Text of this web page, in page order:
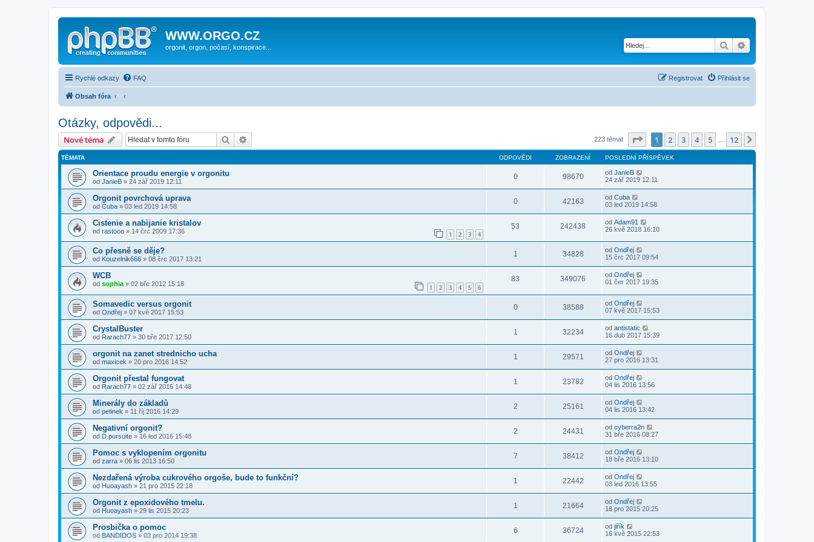
WWW.ORGO.CZ
orgonit, orgon, počasí, konspirace... Hledat
Rychlé odkazy FAQ Přihlásit se
Registrovat
Obsah fóra
Otázky, odpovědi...
Nové téma Hledat 223 témat Stránka z
1 2 3 4 5 12
TÉMATA ODPOVĚDI ZOBRAZENÍ POSLEDNÍ PŘÍSPĚVEK
Orientace proudu energie v orgonitu
od JanieB » 24 zář 2019 12:11
0 98670 od JanieB
24 zář 2019 12:11
Orgonit povrchová uprava
od Cuba » 03 led 2019 14:58
0 42163 od Cuba
03 led 2019 14:58
Cistenie a nabijanie kristalov
od rastooo » 14 črc 2009 17:36 1 2 3 4
53 242438 od Adam91
26 kvě 2018 16:10
Co přesně se děje?
od Kouzelnik666 » 08 črc 2017 13:21
1 34828 od Ondřej
15 črc 2017 09:54
WCB
od sophia » 02 bře 2012 15:18 1 2 3 4 5 6
83 349076 od Ondřej
01 čer 2017 19:35
Somavedic versus orgonit
od Ondřej » 07 kvě 2017 15:53
0 38588 od Ondřej
07 kvě 2017 15:53
CrystalBuster
od Rarach77 » 30 bře 2017 12:50
1 32234 od antistatic
16 dub 2017 15:39
orgonit na zanet strednicho ucha
od maxicek » 20 pro 2016 14:52
1 29571 od Ondřej
27 pro 2016 13:31
Orgonit přestal fungovat
od Rarach77 » 02 zář 2016 14:48
1 23782 od Ondřej
04 lis 2016 13:56
Minerály do základů
od petinek » 11 říj 2016 14:29
2 25161 od Ondřej
04 lis 2016 13:42
Negativní orgonit?
od D.pursuite » 16 led 2016 15:48
2 24431 od cyberra2n
31 bře 2016 08:27
Pomoc s vyklopením orgonitu
od zarra » 06 lis 2013 16:50
7 38412 od Ondřej
18 bře 2016 13:10
Nezdařená výroba cukrového orgoše, bude to funkční?
od Huoayash » 21 pro 2015 22:18
1 22442 od Ondřej
03 led 2016 13:55
Orgonit z epoxidového tmelu.
od Huoayash » 29 lis 2015 20:23
1 21664 od Ondřej
18 pro 2015 20:25
Prosbička o pomoc
od BANDIDOS » 03 pro 2014 19:38
6 36724 od jiřík
16 kvě 2015 22:53